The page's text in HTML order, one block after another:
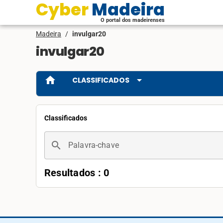
Cyber Madeira
O portal dos madeirenses
Madeira / invulgar20
invulgar20
home CLASSIFICADOS arrow_drop_down
Classificados
search Palavra-chave
Resultados : 0